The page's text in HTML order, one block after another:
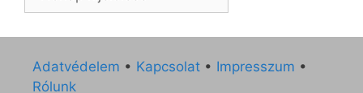
Adatvédelem • Kapcsolat • Impresszum •
Rólunk